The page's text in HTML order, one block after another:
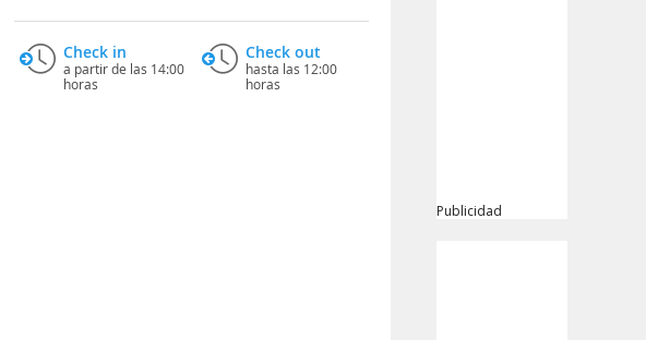
Check in
a partir de las 14:00
horas
Check out
hasta las 12:00
horas
Publicidad